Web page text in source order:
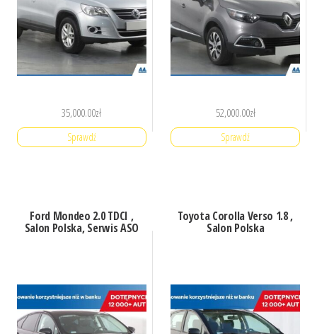
35,000.00zł
Sprawdź
52,000.00zł
Sprawdź
Ford Mondeo 2.0 TDCI ,
Salon Polska, Serwis ASO
Toyota Corolla Verso 1.8 ,
Salon Polska